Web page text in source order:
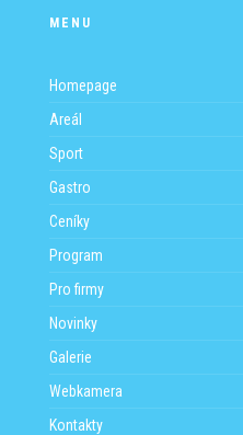
MENU
Homepage
Areál
Sport
Gastro
Ceníky
Program
Pro firmy
Novinky
Galerie
Webkamera
Kontakty